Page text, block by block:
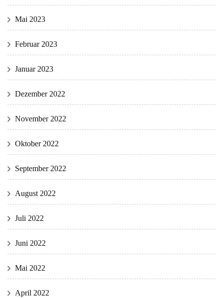
Mai 2023
Februar 2023
Januar 2023
Dezember 2022
November 2022
Oktober 2022
September 2022
August 2022
Juli 2022
Juni 2022
Mai 2022
April 2022